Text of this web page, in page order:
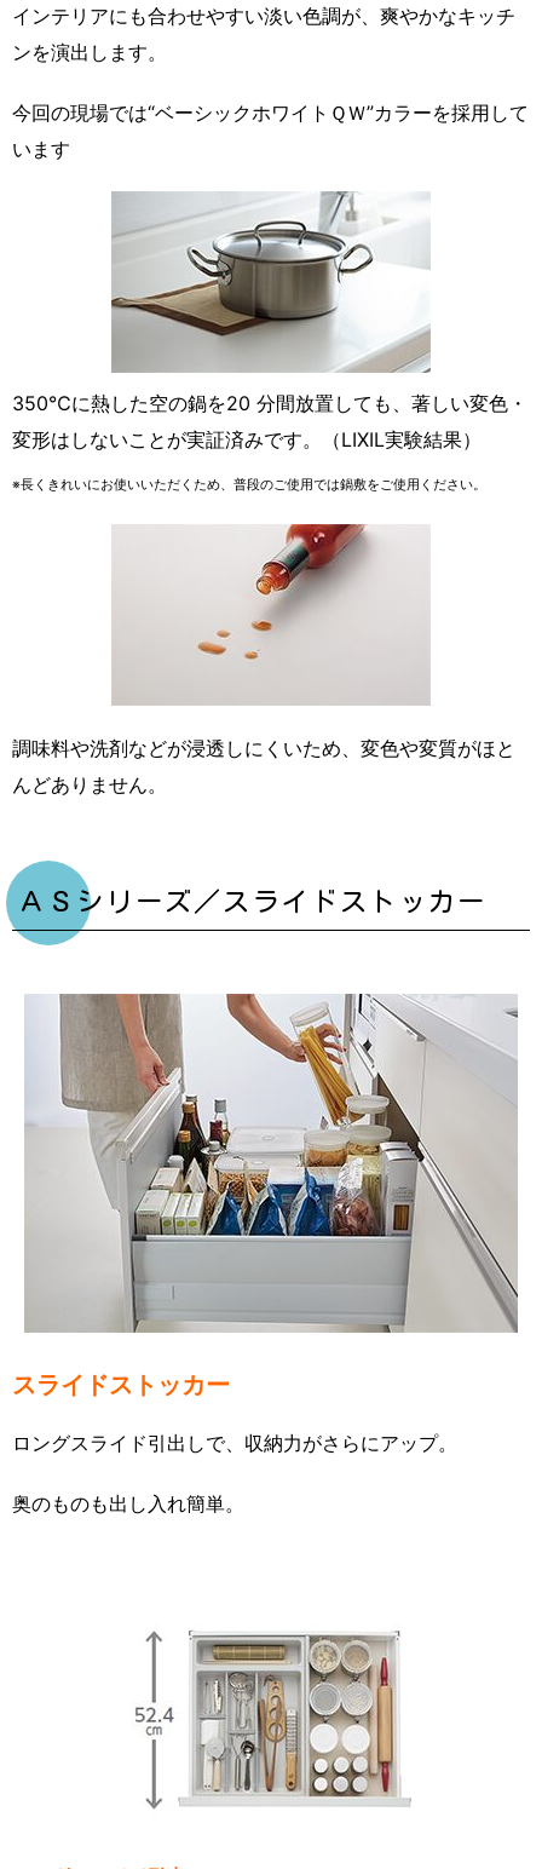
インテリアにも合わせやすい淡い色調が、爽やかなキッチ
ンを演出します。
今回の現場では“ベーシックホワイトＱＷ”カラーを採用して
います
350℃に熱した空の鍋を20 分間放置しても、著しい変色・
変形はしないことが実証済みです。（LIXIL実験結果）
※長くきれいにお使いいただくため、普段のご使用では鍋敷をご使用ください。
調味料や洗剤などが浸透しにくいため、変色や変質がほと
んどありません。
ＡＳシリーズ／スライドストッカー
スライドストッカー
ロングスライド引出しで、収納力がさらにアップ。
奥のものも出し入れ簡単。